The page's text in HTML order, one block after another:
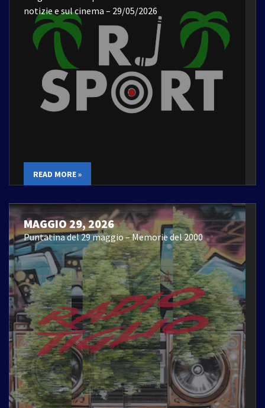
notizie e sul cinema – 29/05/2026
READ MORE »
MAGGIO 29, 2026
Puntatina del 29 maggio – Memorie del 2000